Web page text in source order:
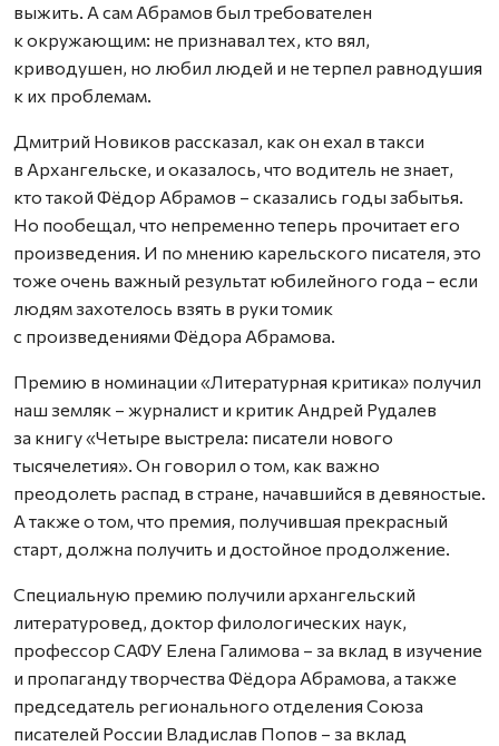
выжить. А сам Абрамов был требователен
к окружающим: не признавал тех, кто вял,
криводушен, но любил людей и не терпел равнодушия
к их проблемам.
Дмитрий Новиков рассказал, как он ехал в такси
в Архангельске, и оказалось, что водитель не знает,
кто такой Фёдор Абрамов – сказались годы забытья.
Но пообещал, что непременно теперь прочитает его
произведения. И по мнению карельского писателя, это
тоже очень важный результат юбилейного года – если
людям захотелось взять в руки томик
с произведениями Фёдора Абрамова.
Премию в номинации «Литературная критика» получил
наш земляк – журналист и критик Андрей Рудалев
за книгу «Четыре выстрела: писатели нового
тысячелетия». Он говорил о том, как важно
преодолеть распад в стране, начавшийся в девяностые.
А также о том, что премия, получившая прекрасный
старт, должна получить и достойное продолжение.
Специальную премию получили архангельский
литературовед, доктор филологических наук,
профессор САФУ Елена Галимова – за вклад в изучение
и пропаганду творчества Фёдора Абрамова, а также
председатель регионального отделения Союза
писателей России Владислав Попов – за вклад